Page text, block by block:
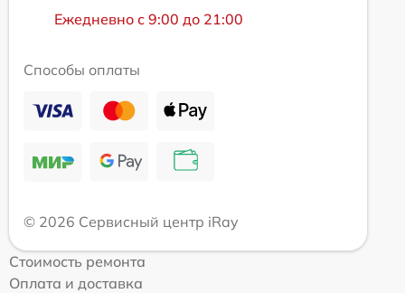
Ежедневно с 9:00 до 21:00
Способы оплаты
© 2026 Сервисный центр iRay
Стоимость ремонта
Оплата и доставка